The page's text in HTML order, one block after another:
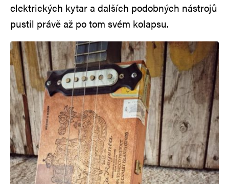
elektrických kytar a dalších podobných nástrojů
pustil právě až po tom svém kolapsu.